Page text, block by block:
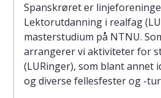
Spanskrøret er
Lektorutdanning i realfag
masterstudium på NTNU.
arrangerer vi aktiviteter for
(LURinger), som blant annet
og diverse fellesfester og -